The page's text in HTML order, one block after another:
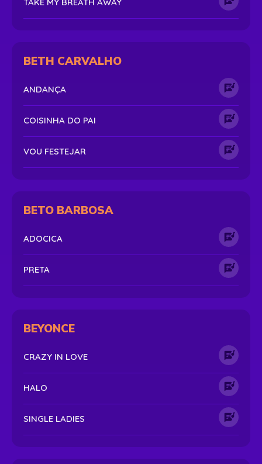
BETH CARVALHO
ANDANÇA
COISINHA DO PAI
VOU FESTEJAR
BETO BARBOSA
ADOCICA
PRETA
BEYONCE
CRAZY IN LOVE
HALO
SINGLE LADIES